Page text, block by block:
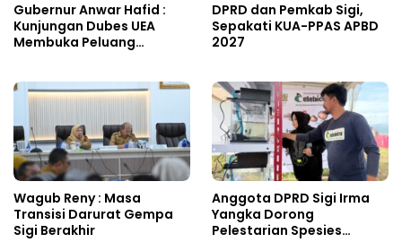
Gubernur Anwar Hafid :
Kunjungan Dubes UEA
Membuka Peluang
DPRD dan Pemkab Sigi,
Sepakati KUA-PPAS APBD
2027
Wagub Reny : Masa
Transisi Darurat Gempa
Sigi Berakhir
Anggota DPRD Sigi Irma
Yangka Dorong
Pelestarian Spesies